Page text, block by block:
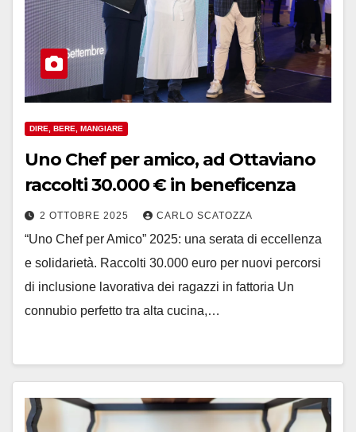
DIRE, BERE, MANGIARE
Uno Chef per amico, ad Ottaviano
raccolti 30.000 € in beneficenza
2 OTTOBRE 2025 CARLO SCATOZZA
“Uno Chef per Amico” 2025: una serata di eccellenza
e solidarietà. Raccolti 30.000 euro per nuovi percorsi
di inclusione lavorativa dei ragazzi in fattoria Un
connubio perfetto tra alta cucina,…